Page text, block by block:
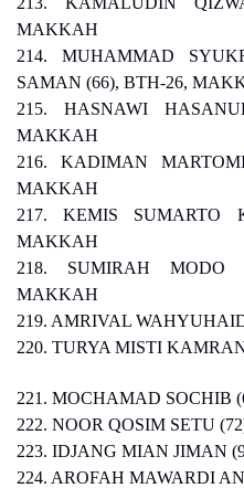
MAKKAH
214. MUHAMMAD
SAMAN (66), BTH-26,
215. HASNAWI
MAKKAH
216. KADIMAN
MAKKAH
217. KEMIS SUMARTO
MAKKAH
218. SUMIRAH MODO
MAKKAH
219. AMRIVAL
220. TURYA MISTI
221. MOCHAMAD SOCHIB
222. NOOR QOSIM SETU
223. IDJANG MIAN JIMAN
224. AROFAH MAWARDI